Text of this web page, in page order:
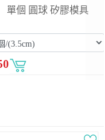
單個 圓球 矽膠模具